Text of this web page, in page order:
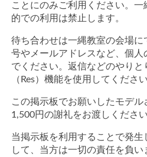
ことにのみご利用ください。一
的での利用は禁止します。
待ち合わせは一縄教室の会場
号やメールアドレスなど、個
でください。返信などのやり
（Res）機能を使用してください
この掲示板でお願いしたモデル
1,500円の謝礼をお渡しください
当掲示板を利用することで発生
して、当方は一切の責任を負